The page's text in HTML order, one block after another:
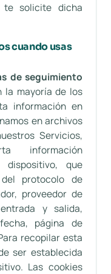
solicite dicha
cuando usas
de seguimiento
la mayoría de los
información en
en archivos
Servicios,
información
dispositivo, que
protocolo de
proveedor de
y salida,
página de
recopilar esta
ser establecida
Las cookies